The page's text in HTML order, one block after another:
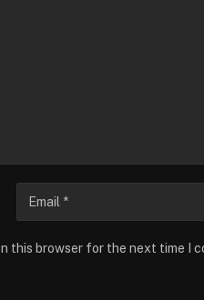
this browser for the next time I